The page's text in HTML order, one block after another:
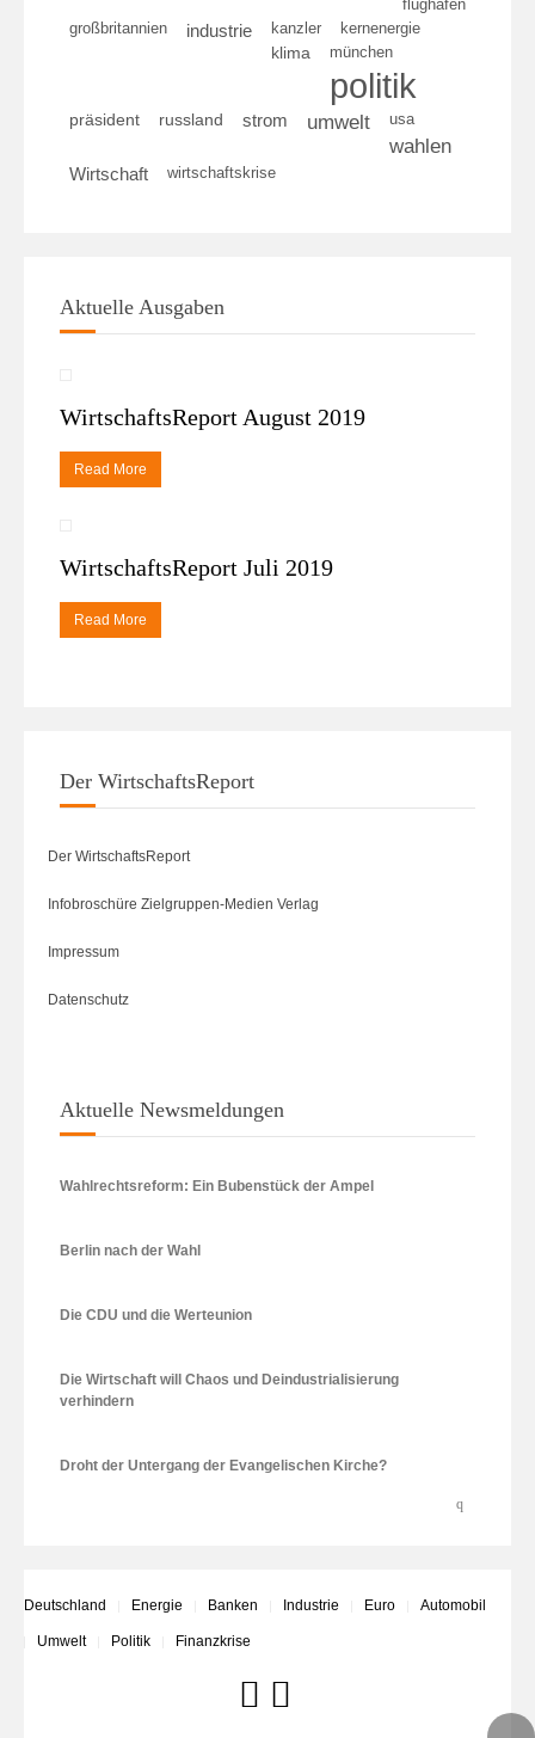
flughafen
großbritannien industrie kanzler kernenergie
klima münchen
politik
präsident russland strom umwelt usa
wahlen
Wirtschaft wirtschaftskrise
Aktuelle Ausgaben
WirtschaftsReport August 2019
Read More
WirtschaftsReport Juli 2019
Read More
Der WirtschaftsReport
Der WirtschaftsReport
Infobroschüre Zielgruppen-Medien Verlag
Impressum
Datenschutz
Aktuelle Newsmeldungen
Wahlrechtsreform: Ein Bubenstück der Ampel
Berlin nach der Wahl
Die CDU und die Werteunion
Die Wirtschaft will Chaos und Deindustrialisierung
verhindern
Droht der Untergang der Evangelischen Kirche?
Deutschland Energie Banken Industrie Euro Automobil
Umwelt Politik Finanzkrise